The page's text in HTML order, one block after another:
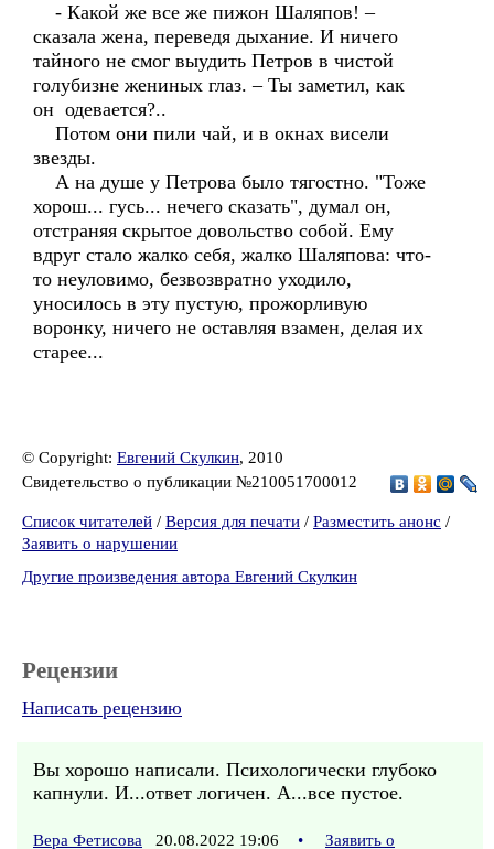
- Какой же все же пижон Шаляпов! –
сказала жена, переведя дыхание. И ничего
тайного не смог выудить Петров в чистой
голубизне жениных глаз. – Ты заметил, как
он одевается?..
Потом они пили чай, и в окнах висели
звезды.
А на душе у Петрова было тягостно. "Тоже
хорош... гусь... нечего сказать", думал он,
отстраняя скрытое довольство собой. Ему
вдруг стало жалко себя, жалко Шаляпова: что-
то неуловимо, безвозвратно уходило,
уносилось в эту пустую, прожорливую
воронку, ничего не оставляя взамен, делая их
старее...
© Copyright: Евгений Скулкин, 2010
Свидетельство о публикации №210051700012
Список читателей / Версия для печати / Разместить анонс /
Заявить о нарушении
Другие произведения автора Евгений Скулкин
Рецензии
Написать рецензию
Вы хорошо написали. Психологически глубоко
капнули. И...ответ логичен. А...все пустое.
Вера Фетисова 20.08.2022 19:06 •
Заявить о